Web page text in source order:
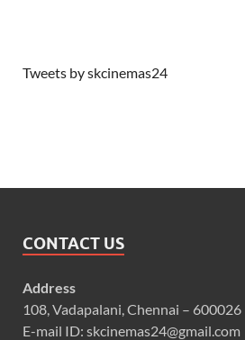
Tweets by skcinemas24
CONTACT US
Address
108, Vadapalani, Chennai – 600026
E-mail ID: skcinemas24@gmail.com